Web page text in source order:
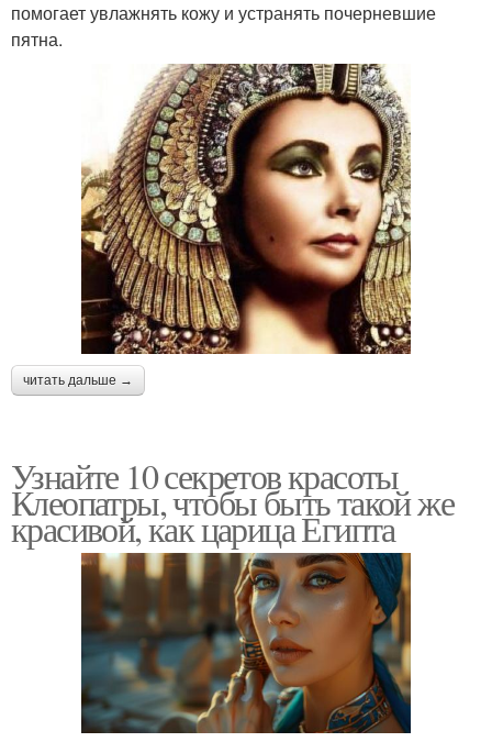
помогает увлажнять кожу и устранять почерневшие
пятна.
читать дальше →
Узнайте 10 секретов красоты
Клеопатры, чтобы быть такой же
красивой, как царица Египта